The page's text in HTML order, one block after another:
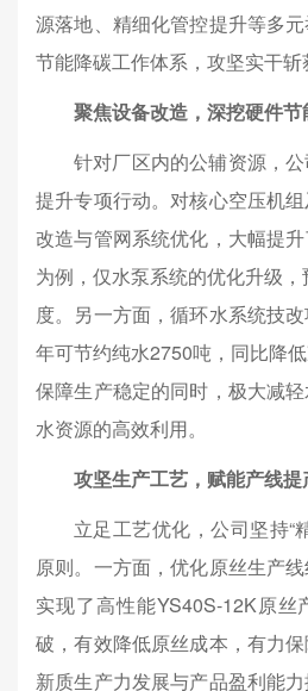
源落地、精细化管控提升等多
节能降碳工作体系，攻坚实干斩
聚焦设备改造，深挖硬件节
针对厂区内的公辅资源，
提升专项行动。对核心空压机
改造与管网系统优化，大幅提
为例，仅水泵系统的优化升级
度。另一方面，循环水系统技
年可节约纯水2750吨，同比降
保障生产稳定的同时，极大减
水资源的高效利用。
攻坚生产工艺，赋能产线提
立足工艺优化，公司坚持“
原则。一方面，优化原丝生产
实现了高性能YS40S-12K原丝
破，有效降低原丝成本，有力
新质生产力发展与产品盈利能力